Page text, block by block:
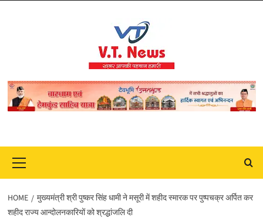
Menu
HOME
मुख्यमंत्री श्री पुष्कर सिंह धामी ने मसूरी में शहीद स्मारक पर पुष्पचक्र अर्पित कर
शहीद राज्य आन्दोलनकारियों को श्रद्धांजलि दी